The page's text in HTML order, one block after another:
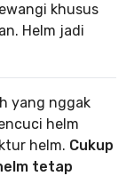
khusus
Helm jadi
yang nggak
helm
helm. Cukup
tetap